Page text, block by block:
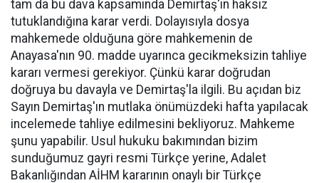
tam da bu dava kapsamında Demirtaş'ın haksız
tutuklandığına karar verdi. Dolayısıyla dosya
mahkemede olduğuna göre mahkemenin de
Anayasa'nın 90. madde uyarınca gecikmeksizin tahliye
kararı vermesi gerekiyor. Çünkü karar doğrudan
doğruya bu davayla ve Demirtaş'la ilgili. Bu açıdan biz
Sayın Demirtaş'ın mutlaka önümüzdeki hafta yapılacak
incelemede tahliye edilmesini bekliyoruz. Mahkeme
şunu yapabilir. Usul hukuku bakımından bizim
sunduğumuz gayri resmi Türkçe yerine, Adalet
Bakanlığından AİHM kararının onaylı bir Türkçe